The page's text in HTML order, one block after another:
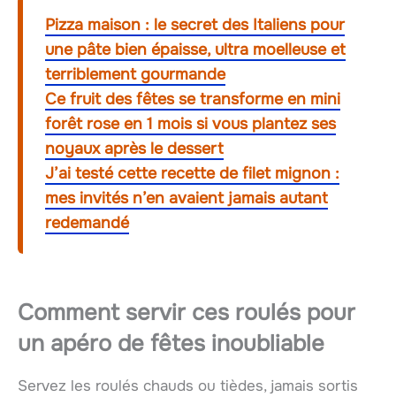
Pizza maison : le secret des Italiens pour
une pâte bien épaisse, ultra moelleuse et
terriblement gourmande
Ce fruit des fêtes se transforme en mini
forêt rose en 1 mois si vous plantez ses
noyaux après le dessert
J’ai testé cette recette de filet mignon :
mes invités n’en avaient jamais autant
redemandé
Comment servir ces roulés pour
un apéro de fêtes inoubliable
Servez les roulés chauds ou tièdes, jamais sortis